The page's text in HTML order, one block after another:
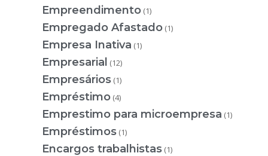
Empreendimento (1)
Empregado Afastado (1)
Empresa Inativa (1)
Empresarial (12)
Empresários (1)
Empréstimo (4)
Emprestimo para microempresa (1)
Empréstimos (1)
Encargos trabalhistas (1)